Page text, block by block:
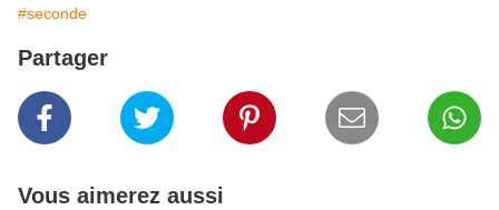
#seconde
Partager
Vous aimerez aussi